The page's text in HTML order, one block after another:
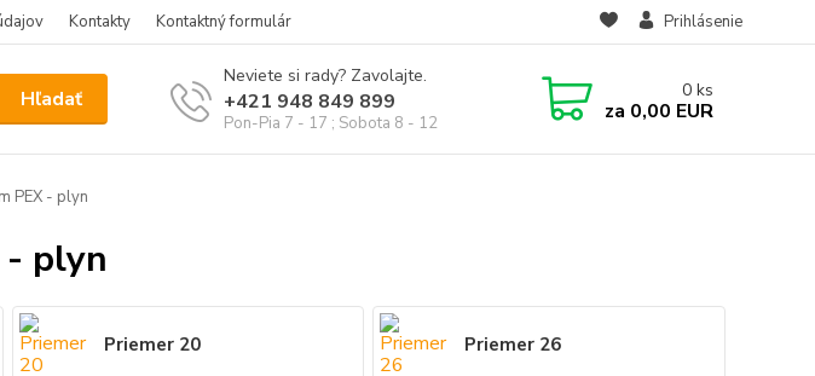
Kontakty Kontaktný formulár Prihlásenie
Hľadať
Neviete si rady? Zavolajte.
+421 948 849 899
Pon-Pia 7 - 17 ; Sobota 8 - 12
0 ks
za 0,00 EUR
PEX - plyn
- plyn
Priemer 20 Priemer 26